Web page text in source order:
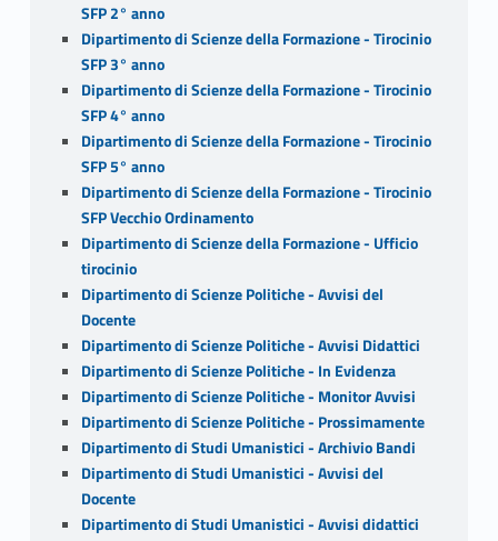
SFP 2° anno
Dipartimento di Scienze della Formazione - Tirocinio
SFP 3° anno
Dipartimento di Scienze della Formazione - Tirocinio
SFP 4° anno
Dipartimento di Scienze della Formazione - Tirocinio
SFP 5° anno
Dipartimento di Scienze della Formazione - Tirocinio
SFP Vecchio Ordinamento
Dipartimento di Scienze della Formazione - Ufficio
tirocinio
Dipartimento di Scienze Politiche - Avvisi del
Docente
Dipartimento di Scienze Politiche - Avvisi Didattici
Dipartimento di Scienze Politiche - In Evidenza
Dipartimento di Scienze Politiche - Monitor Avvisi
Dipartimento di Scienze Politiche - Prossimamente
Dipartimento di Studi Umanistici - Archivio Bandi
Dipartimento di Studi Umanistici - Avvisi del
Docente
Dipartimento di Studi Umanistici - Avvisi didattici